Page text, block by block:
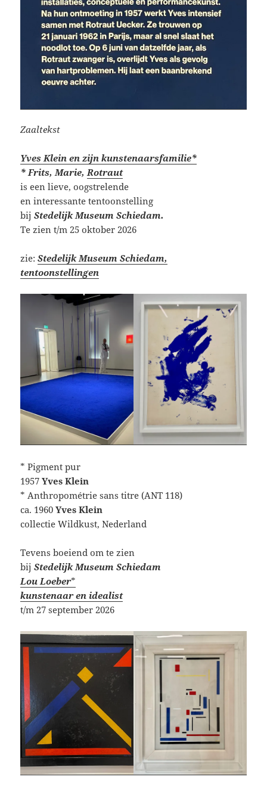
Zaaltekst
Yves Klein en zijn kunstenaarsfamilie*
* Frits, Marie, Rotraut
is een lieve, oogstrelende
en interessante tentoonstelling
bijStedelijk Museum Schiedam.
Te zien t/m 25 oktober 2026
zie:Stedelijk Museum Schiedam,
tentoonstellingen
* Pigment pur
1957 Yves Klein
* Anthropométrie sans titre (ANT 118)
ca. 1960Yves Klein
collectie Wildkust, Nederland
Tevens boeiend om te zien
bijStedelijk Museum Schiedam
Lou Loeber*
kunstenaar en idealist
t/m 27 september 2026